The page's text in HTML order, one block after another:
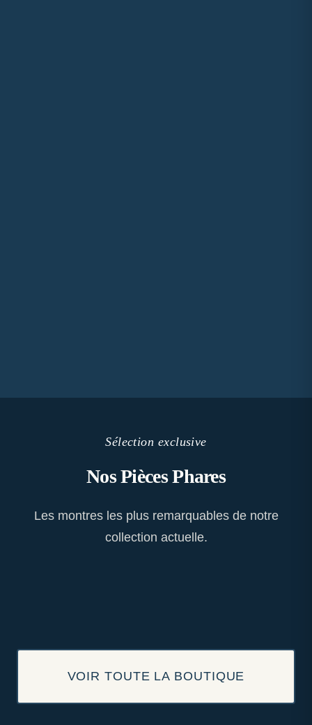
Sélection exclusive
Nos Pièces Phares
Les montres les plus remarquables de notre
collection actuelle.
VOIR TOUTE LA BOUTIQUE